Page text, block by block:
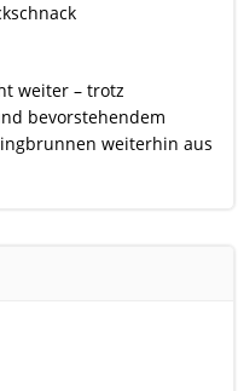
weiter – trotz
bevorstehendem
weiterhin aus